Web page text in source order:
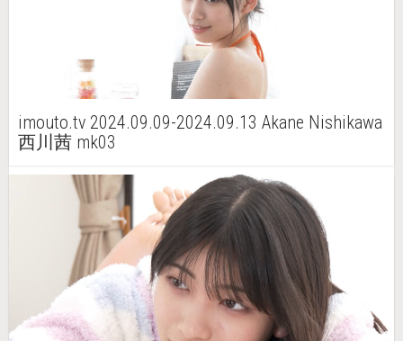
imouto.tv 2024.09.09-2024.09.13 Akane Nishikawa
西川茜 mk03